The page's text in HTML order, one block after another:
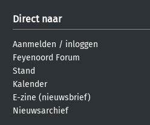
Direct naar
Aanmelden / inloggen
Feyenoord Forum
Stand
Kalender
E-zine (nieuwsbrief)
Nieuwsarchief